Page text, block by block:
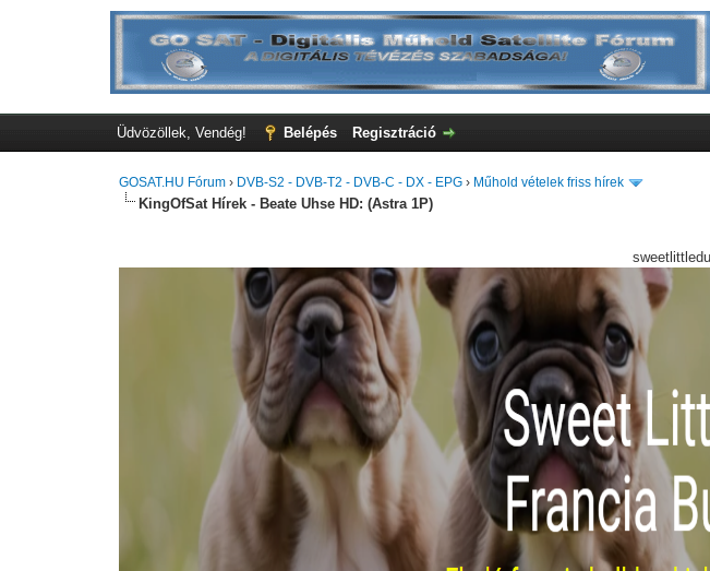
Üdvözöllek, Vendég! Belépés Regisztráció
GOSAT.HU Fórum › DVB-S2 - DVB-T2 - DVB-C - DX - EPG › Műhold vételek friss hírek
KingOfSat Hírek - Beate Uhse HD: (Astra 1P)